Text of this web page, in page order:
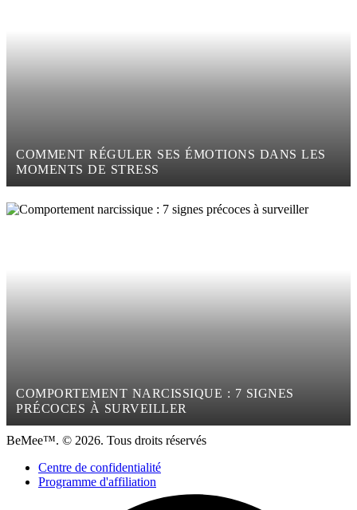
COMMENT RÉGULER SES ÉMOTIONS DANS LES
MOMENTS DE STRESS
COMPORTEMENT NARCISSIQUE : 7 SIGNES
PRÉCOCES À SURVEILLER
BeMee™. © 2026. Tous droits réservés
Centre de confidentialité
Programme d'affiliation